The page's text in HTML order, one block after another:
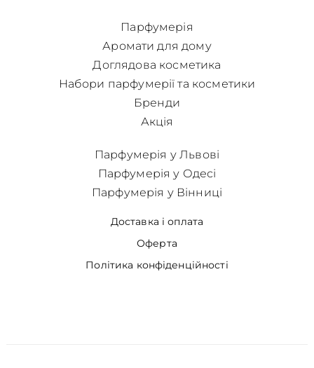
Парфумерія
Аромати для дому
Доглядова косметика
Набори парфумерії та косметики
Бренди
Акція
Доставка і оплата
Оферта
Політика конфіденційності
Парфумерія у Львові
Парфумерія у Одесі
Парфумерія у Вінниці